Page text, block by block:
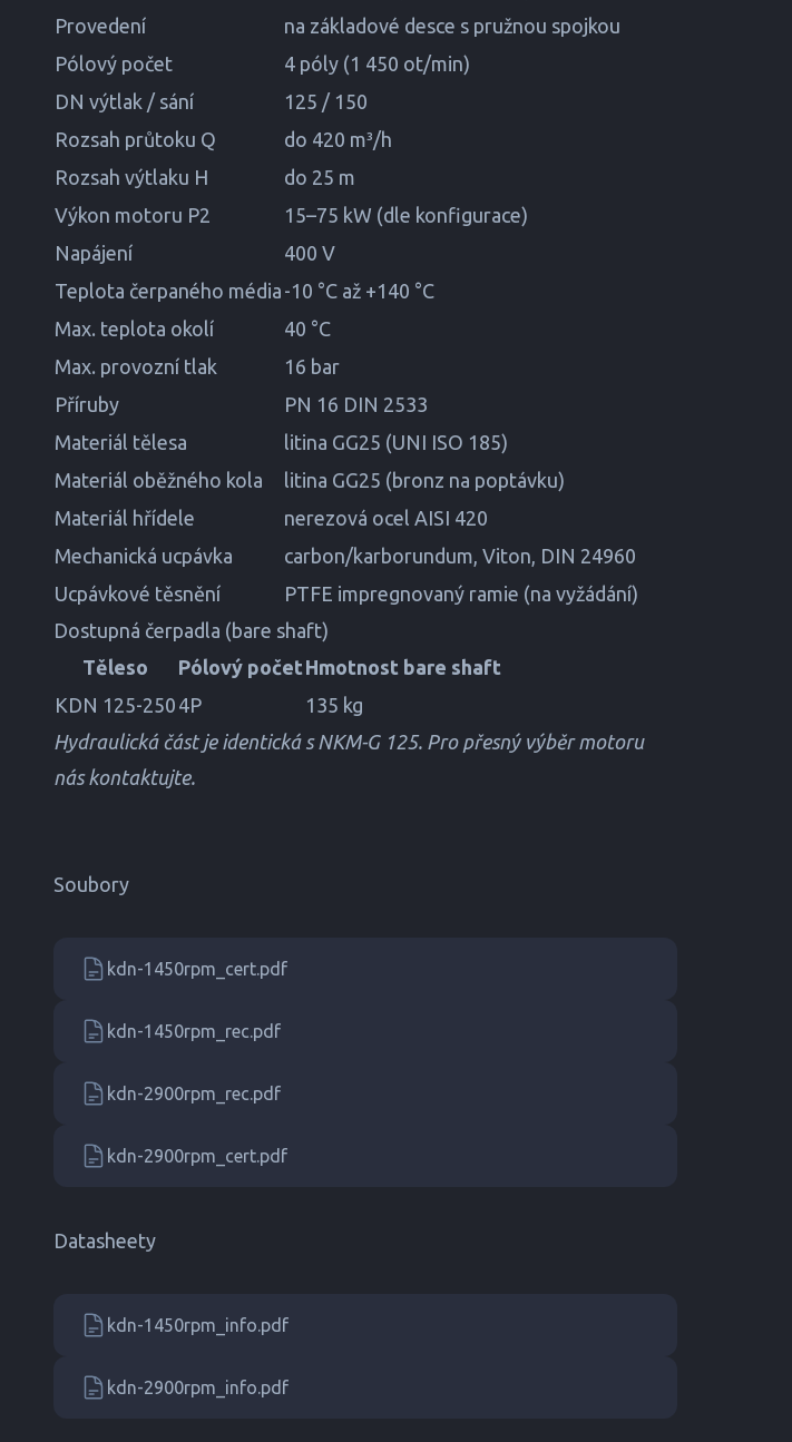
Provedení
na základové desce s pružnou spojkou
Pólový počet
4 póly (1 450 ot/min)
DN výtlak / sání
125 / 150
Rozsah průtoku Q
do 420 m³/h
Rozsah výtlaku H
do 25 m
Výkon motoru P2
15–75 kW (dle konfigurace)
Napájení
400 V
Teplota čerpaného média -10 °C až +140 °C
Max. teplota okolí
40 °C
Max. provozní tlak
16 bar
Příruby
PN 16 DIN 2533
Materiál tělesa
litina GG25 (UNI ISO 185)
Materiál oběžného kola
litina GG25 (bronz na poptávku)
Materiál hřídele
nerezová ocel AISI 420
Mechanická ucpávka
carbon/karborundum, Viton, DIN 24960
Ucpávkové těsnění
PTFE impregnovaný ramie (na vyžádání)
Dostupná čerpadla (bare shaft)
Těleso
Pólový početHmotnost bare shaft
KDN 125-250 4P
135 kg
Hydraulická část je identická s NKM-G 125. Pro přesný výběr motoru
nás kontaktujte.
Soubory
kdn-1450rpm_cert.pdf
kdn-1450rpm_rec.pdf
kdn-2900rpm_rec.pdf
kdn-2900rpm_cert.pdf
Datasheety
kdn-1450rpm_info.pdf
kdn-2900rpm_info.pdf